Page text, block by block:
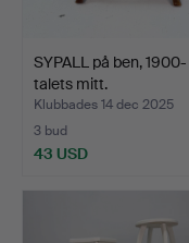
SYPALL på ben, 1900-
talets mitt.
Klubbades 14 dec 2025
3 bud
43 USD